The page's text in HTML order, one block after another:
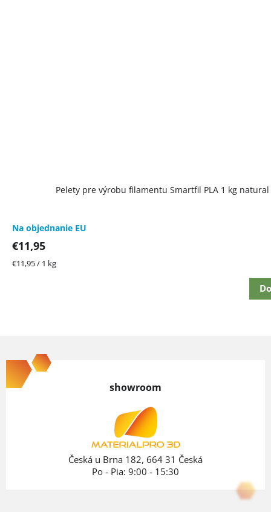
Pelety pre výrobu filamentu Smartfil PLA 1 kg natural
Na objednanie EU
€11,95
Jednotková
€11,95 / 1 kg
á
p
showroom
Česká u Brna 182, 664 31 Česká
Po - Pia: 9:00 - 15:30